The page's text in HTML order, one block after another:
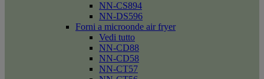
NN-CS894
NN-DS596
Forni a microonde air fryer
Vedi tutto
NN-CD88
NN-CD58
NN-CT57